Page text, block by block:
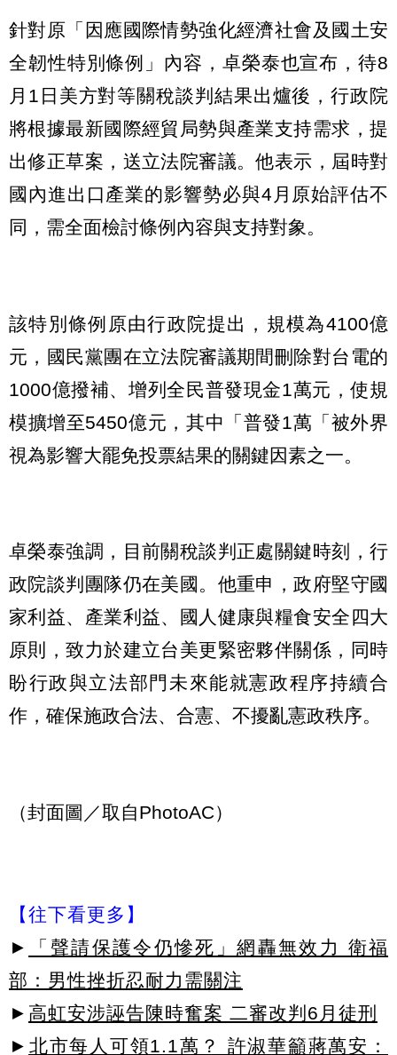
針對原「因應國際情勢強化經濟社會及國土安
全韌性特別條例」內容，卓榮泰也宣布，待8
月1日美方對等關稅談判結果出爐後，行政院
將根據最新國際經貿局勢與產業支持需求，提
出修正草案，送立法院審議。他表示，屆時對
國內進出口產業的影響勢必與4月原始評估不
同，需全面檢討條例內容與支持對象。
該特別條例原由行政院提出，規模為4100億
元，國民黨團在立法院審議期間刪除對台電的
1000億撥補、增列全民普發現金1萬元，使規
模擴增至5450億元，其中「普發1萬「被外界
視為影響大罷免投票結果的關鍵因素之一。
卓榮泰強調，目前關稅談判正處關鍵時刻，行
政院談判團隊仍在美國。他重申，政府堅守國
家利益、產業利益、國人健康與糧食安全四大
原則，致力於建立台美更緊密夥伴關係，同時
盼行政與立法部門未來能就憲政程序持續合
作，確保施政合法、合憲、不擾亂憲政秩序。
（封面圖／取自PhotoAC）
【往下看更多】
►
「聲請保護令仍慘死」網轟無效力 衛福
部：男性挫折忍耐力需關注
► 高虹安涉誣告陳時奮案 二審改判6月徒刑
► 北市每人可領1.1萬？ 許淑華籲蔣萬安：